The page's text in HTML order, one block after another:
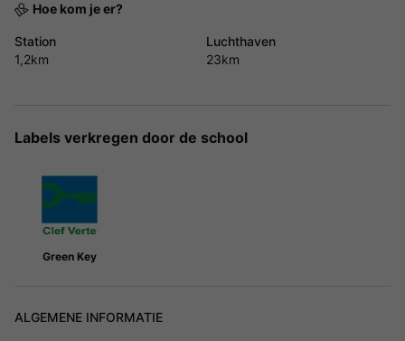
Hoe kom je er?
Station
1,2km
Luchthaven
23km
Labels verkregen door de school
Green Key
ALGEMENE INFORMATIE